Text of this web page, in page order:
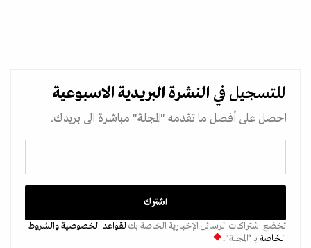
للتسجيل في النشرة البريدية الاسبوعية
احصل على أفضل ما تقدمه "المجلة" مباشرة الى بريدك.
تخضع اشتراكات الرسائل الإخبارية الخاصة بكلقواعد الخصوصيةوالشروط
الخاصة بـ “المجلة".